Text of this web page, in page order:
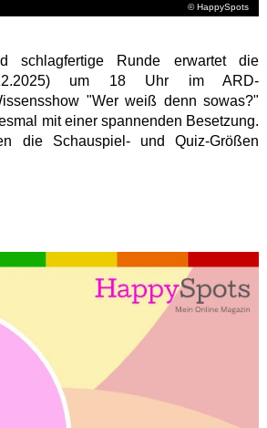
© HappySpots
schlagfertige Runde erwartet die
um 18 Uhr im ARD-
"Wer weiß denn sowas?"
mit einer spannenden Besetzung.
die Schauspiel- und Quiz-Größen